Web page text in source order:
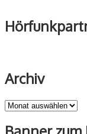
Archiv
Archiv